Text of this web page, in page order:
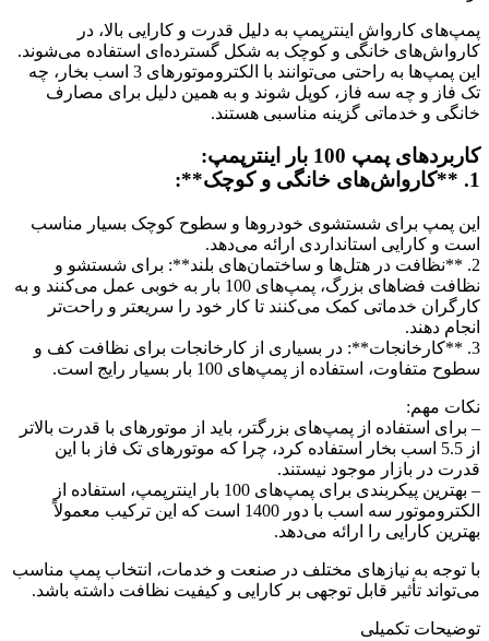
پمپ‌های کارواش اینترپمپ به دلیل قدرت و کارایی بالا، در
کارواش‌های خانگی و کوچک به شکل گسترده‌ای استفاده می‌شوند.
این پمپ‌ها به راحتی می‌توانند با الکتروموتورهای 3 اسب بخار، چه
تک فاز و چه سه فاز، کوپل شوند و به همین دلیل برای مصارف
خانگی و خدماتی گزینه مناسبی هستند.
کاربردهای پمپ 100 بار اینترپمپ:
1. **کارواش‌های خانگی و کوچک**:
این پمپ برای شستشوی خودروها و سطوح کوچک بسیار مناسب
است و کارایی استانداردی ارائه می‌دهد.
2. **نظافت در هتل‌ها و ساختمان‌های بلند**: برای شستشو و
نظافت فضاهای بزرگ، پمپ‌های 100 بار به خوبی عمل می‌کنند و به
کارگران خدماتی کمک می‌کنند تا کار خود را سریعتر و راحت‌تر
انجام دهند.
3. **کارخانجات**: در بسیاری از کارخانجات برای نظافت کف و
سطوح متفاوت، استفاده از پمپ‌های 100 بار بسیار رایج است.
نکات مهم:
– برای استفاده از پمپ‌های بزرگتر، باید از موتورهای با قدرت بالاتر
از 5.5 اسب بخار استفاده کرد، چرا که موتورهای تک فاز با این
قدرت در بازار موجود نیستند.
– بهترین پیکربندی برای پمپ‌های 100 بار اینترپمپ، استفاده از
الکتروموتور سه اسب با دور 1400 است که این ترکیب معمولاً
بهترین کارایی را ارائه می‌دهد.
با توجه به نیازهای مختلف در صنعت و خدمات، انتخاب پمپ مناسب
می‌تواند تأثیر قابل توجهی بر کارایی و کیفیت نظافت داشته باشد.
توضیحات تکمیلی